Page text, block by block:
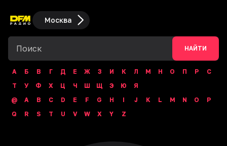
Москва
НАЙТИ
А Б В Г Д Е Ж З И К Л М Н О П Р
С
Т
У Ф Х Ц Ч Ш Щ Э Ю
Я
@
A B C D E F G H I J K L M N O
P
Q
R S T U V W X Y Z